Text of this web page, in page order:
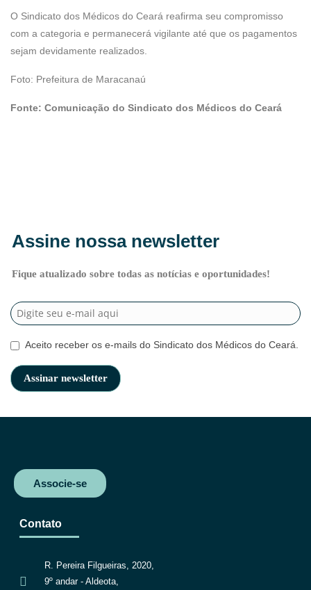
O Sindicato dos Médicos do Ceará reafirma seu compromisso
com a categoria e permanecerá vigilante até que os pagamentos
sejam devidamente realizados.
Foto: Prefeitura de Maracanaú
Fonte: Comunicação do Sindicato dos Médicos do Ceará
Assine nossa newsletter
Fique atualizado sobre todas as notícias e oportunidades!
Aceito receber os e-mails do Sindicato dos Médicos do Ceará.
Associe-se
Contato
R. Pereira Filgueiras, 2020,
9º andar - Aldeota,